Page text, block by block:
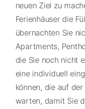
neuen Ziel zu
Ferienhäuser die
übernachten Sie
Apartments,
die Sie noch nicht
eine individuell
können, die auf
warten, damit Sie